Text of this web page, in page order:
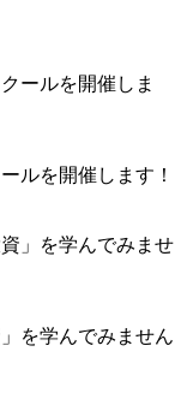
ルを開催します！
を学んでみません